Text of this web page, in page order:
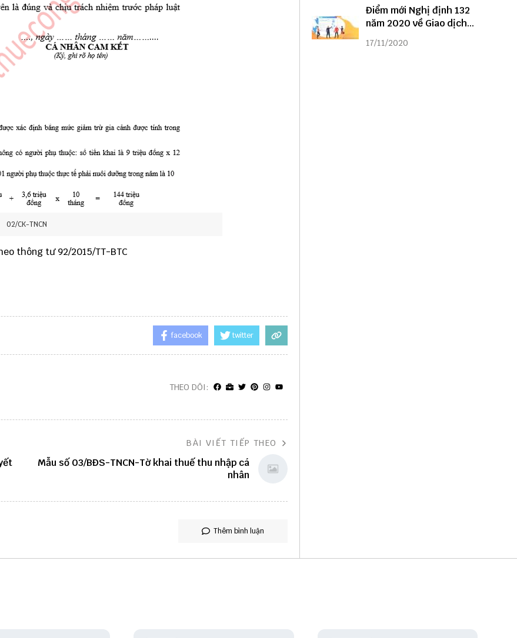
02/CK-TNCN
thông tư 92/2015/TT-BTC
facebook twitter
THEO DÕI:
BÀI VIẾT TIẾP THEO
Mẫu số 03/BĐS-TNCN-Tờ khai thuế thu nhập cá
nhân
Thêm bình luận
Điểm mới Nghị định 132
năm 2020 về Giao dịch
liên kết
17/11/2020